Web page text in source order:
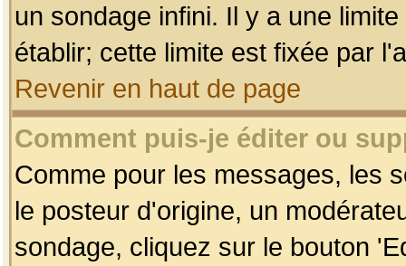
un sondage infini. Il y a une
établir; cette limite est fixée par
Revenir en haut de page
Comment puis-je éditer ou
Comme pour les messages, les
le posteur d'origine, un
sondage, cliquez sur le bouton